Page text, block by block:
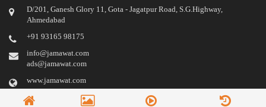
D/201, Ganesh Glory 11, Gota - Jagatpur Road, S.G.Highway,
Ahmedabad
‎+91 93165 98175
info@jamawat.com
ads@jamawat.com
www.jamawat.com